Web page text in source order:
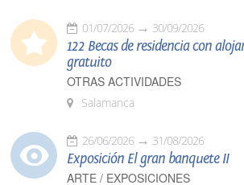
01/07/2026 30/09/2026
122 Becas de residencia con
gratuito
OTRAS ACTIVIDADES
Salamanca
26/06/2026 31/08/2026
Exposición El gran banquete II
ARTE / EXPOSICIONES